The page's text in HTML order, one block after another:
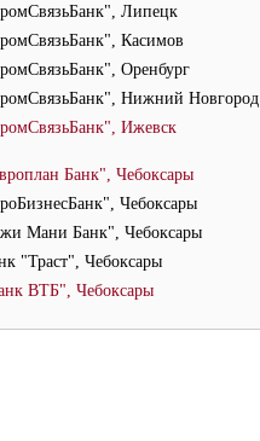
Липецк
Касимов
Оренбург
Нижний Новгород
Ижевск
Банк", Чебоксары
Чебоксары
Мани Банк", Чебоксары
"Траст", Чебоксары
ВТБ", Чебоксары